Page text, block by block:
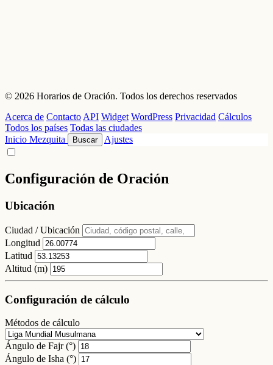
© 2026 Horarios de Oración. Todos los derechos reservados
Acerca de ContactoAPI Widget WordPress Privacidad Cálculos
Todos los países Todas las ciudades
Inicio Mezquita Buscar Ajustes
Configuración de Oración
Ubicación
Ciudad / Ubicación
Longitud
Latitud
Altitud (m)
Configuración de cálculo
Métodos de cálculo
Ángulo de Fajr (°)
Ángulo de Isha (°)